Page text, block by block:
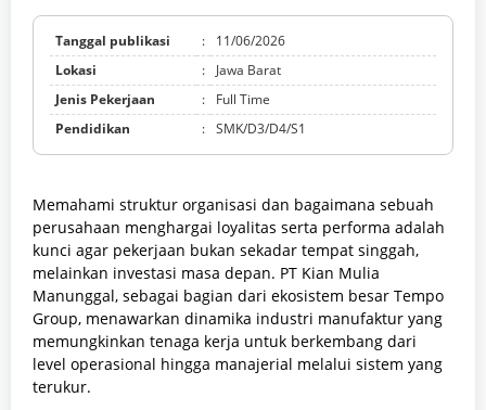
Tanggal publikasi :
11/06/2026
Lokasi
:
Jawa Barat
Jenis Pekerjaan
:
Full Time
Pendidikan
: SMK/D3/D4/S1
Memahami struktur organisasi dan bagaimana sebuah
perusahaan menghargai loyalitas serta performa adalah
kunci agar pekerjaan bukan sekadar tempat singgah,
melainkan investasi masa depan. PT Kian Mulia
Manunggal, sebagai bagian dari ekosistem besar Tempo
Group, menawarkan dinamika industri manufaktur yang
memungkinkan tenaga kerja untuk berkembang dari
level operasional hingga manajerial melalui sistem yang
terukur.